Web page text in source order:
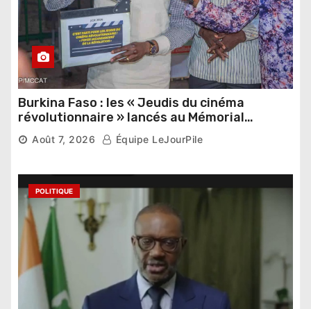
Burkina Faso : les « Jeudis du cinéma
révolutionnaire » lancés au Mémorial
Thomas Sankara
Août 7, 2026 Équipe LeJourPile
POLITIQUE